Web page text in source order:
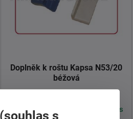
Doplněk k roštu Kapsa N53/20
béžová
12 Kč Skladem > 5 ks
s